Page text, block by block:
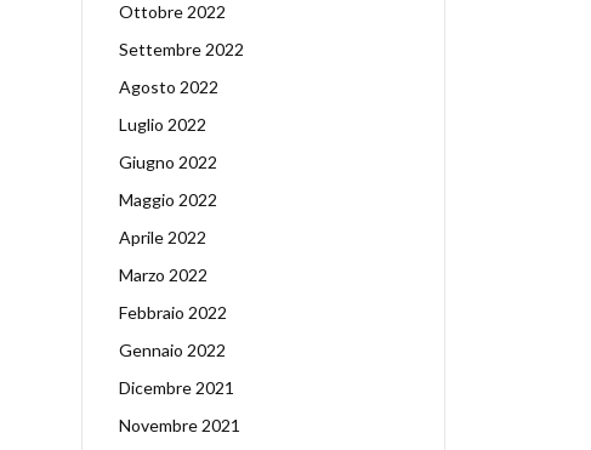
Ottobre 2022
Settembre 2022
Agosto 2022
Luglio 2022
Giugno 2022
Maggio 2022
Aprile 2022
Marzo 2022
Febbraio 2022
Gennaio 2022
Dicembre 2021
Novembre 2021